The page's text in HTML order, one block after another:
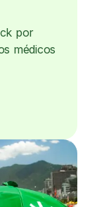
por
médicos